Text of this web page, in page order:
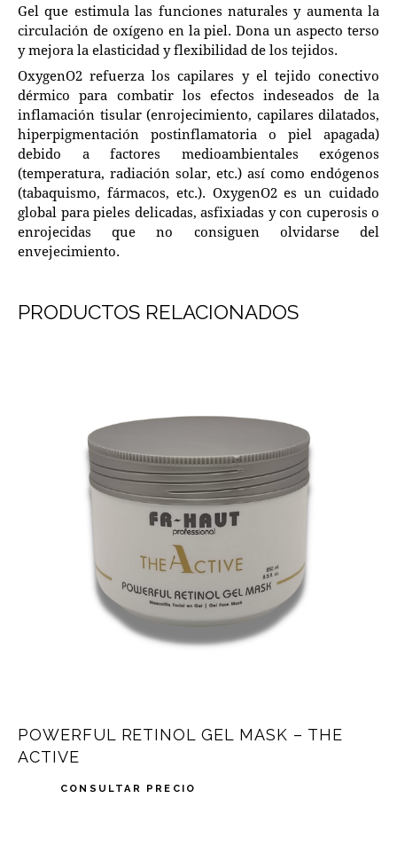
Gel que estimula las funciones naturales y aumenta la
circulación de oxígeno en la piel. Dona un aspecto terso
y mejora la elasticidad y flexibilidad de los tejidos.
OxygenO2 refuerza los capilares y el tejido conectivo
dérmico para combatir los efectos indeseados de la
inflamación tisular (enrojecimiento, capilares dilatados,
hiperpigmentación postinflamatoria o piel apagada)
debido a factores medioambientales exógenos
(temperatura, radiación solar, etc.) así como endógenos
(tabaquismo, fármacos, etc.). OxygenO2 es un cuidado
global para pieles delicadas, asfixiadas y con cuperosis o
enrojecidas que no consiguen olvidarse del
envejecimiento.
PRODUCTOS RELACIONADOS
POWERFUL RETINOL GEL MASK – THE
ACTIVE
CONSULTAR PRECIO